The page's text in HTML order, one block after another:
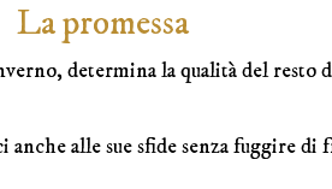
La promessa
determina la qualità del resto
anche alle sue sfide senza fuggire